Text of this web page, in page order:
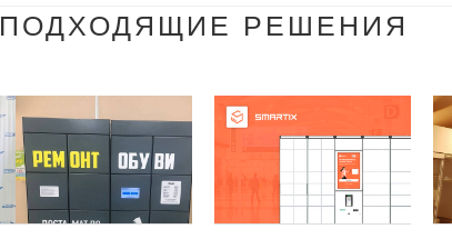
ПОДХОДЯЩИЕ РЕШЕНИЯ